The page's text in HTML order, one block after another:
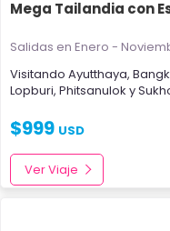
Mega Tailandia con
Salidas en Enero -
Visitando Ayutthaya,
Lopburi, Phitsanulok y
$999 USD
Ver Viaje